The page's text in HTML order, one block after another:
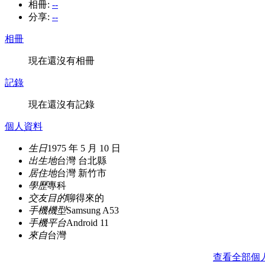
相冊: --
分享: --
相冊
現在還沒有相冊
記錄
現在還沒有記錄
個人資料
生日1975 年 5 月 10 日
出生地台灣 台北縣
居住地台灣 新竹市
學歷專科
交友目的聊得來的
手機機型Samsung A53
手機平台Android 11
來自台灣
查看全部個